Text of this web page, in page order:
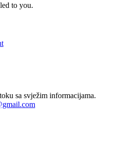
to you.
sa svježim informacijama.